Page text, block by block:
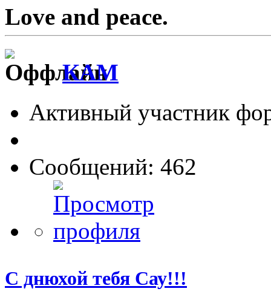
Love and peace.
КАМ
Активный участник
Сообщений: 462
С днюхой тебя Сау!!!